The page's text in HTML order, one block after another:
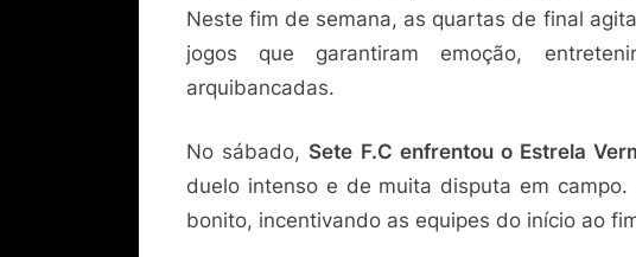
Neste fim de semana, as quartas de final
jogos que garantiram emoção,
arquibancadas.
No sábado, Sete F.C enfrentou o Estrela
duelo intenso e de muita disputa em
bonito, incentivando as equipes do início ao